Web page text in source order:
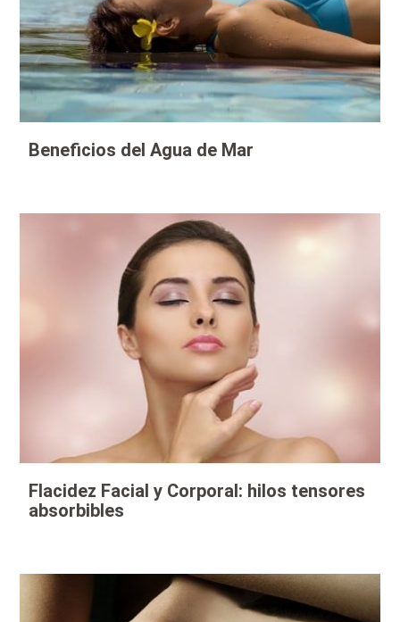
Beneficios del Agua de Mar
Flacidez Facial y Corporal: hilos tensores
absorbibles